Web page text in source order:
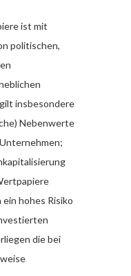
ist mit
politischen,
insbesondere
Nebenwerte
hohes Risiko
die bei